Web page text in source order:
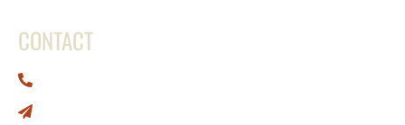
CONTACT